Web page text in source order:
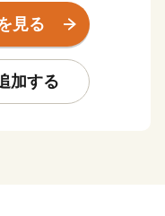
ミリメートル前
ります。
い村」連合に加盟し
見る
加する